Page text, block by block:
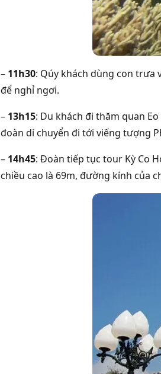
– 11h30: Qúy khách dùng con trưa
để nghỉ ngơi.
– 13h15: Du khách đi thăm quan
đoàn di chuyển đi tới viếng tượng
– 14h45: Đoàn tiếp tục tour Kỳ Co
chiều cao là 69m, đường kính của